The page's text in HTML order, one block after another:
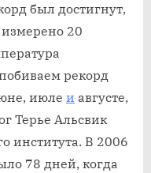
в
Осло
был достигнут,
измерено 20
рекорд
июле и августе,
Терье Альсвик
института. В 2006
78 дней, когда